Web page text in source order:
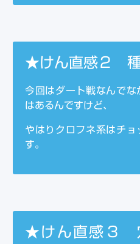
★けん直感２ 種
今回はダート戦なんで
はあるんですけど、
やはりクロフネ系はチ
す。
★けん直感３